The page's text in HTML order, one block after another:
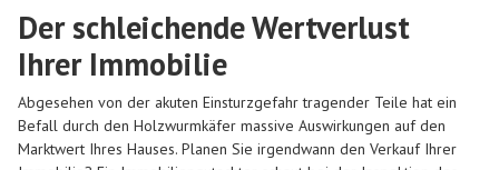
Der schleichende Wertverlust
Ihrer Immobilie
Abgesehen von der akuten Einsturzgefahr tragender Teile hat ein
Befall durch den Holzwurmkäfer massive Auswirkungen auf den
Marktwert Ihres Hauses. Planen Sie irgendwann den Verkauf Ihrer